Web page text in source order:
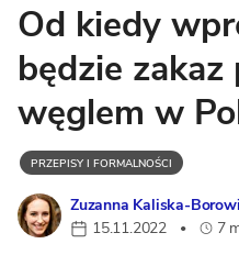
Od kiedy
będzie zakaz
węglem w
PRZEPISY I FORMALNOŚCI
Zuzanna Kaliska-
15.11.2022
• 7